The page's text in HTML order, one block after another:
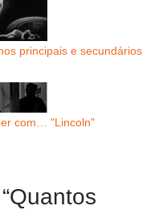
principais e secundários
com… "Lincoln"